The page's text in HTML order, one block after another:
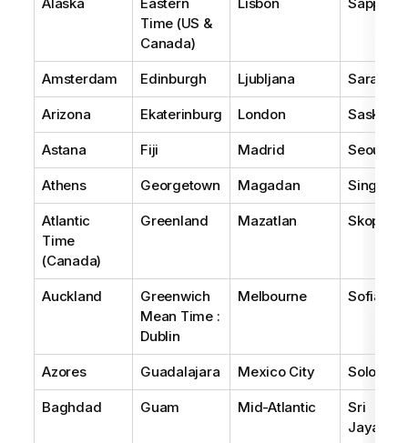
Time (US &
Canada)
Amsterdam Edinburgh Ljubljana Sarajevo
Arizona Ekaterinburg London
Astana Fiji Madrid Seoul
Athens Georgetown Magadan
Atlantic
Time
(Canada)
Greenland Mazatlan Skopje
Auckland
Greenwich
Mean Time :
Dublin
Melbourne Sofia
Azores Guadalajara Mexico City Solomon
Baghdad Guam Mid-Atlantic
Sri